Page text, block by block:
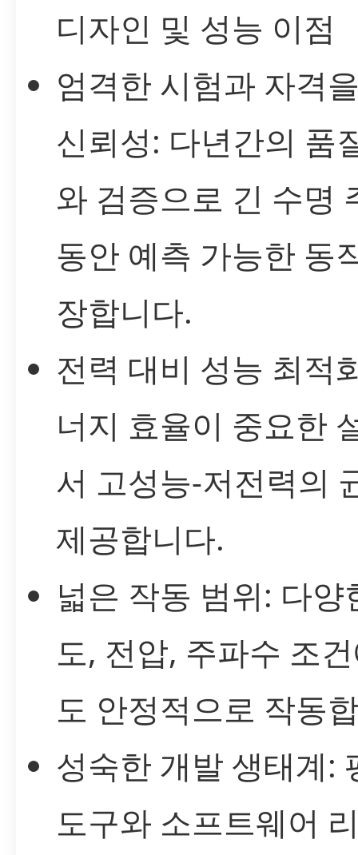
디자인 및 성능 이점
엄격한 시험과 자격
신뢰성: 다년간의 품
와 검증으로 긴 수명
동안 예측 가능한 동
장합니다.
전력 대비 성능 최적
너지 효율이 중요한
서 고성능-저전력의
제공합니다.
넓은 작동 범위: 다양
도, 전압, 주파수 조
도 안정적으로 작동
성숙한 개발 생태계:
도구와 소프트웨어